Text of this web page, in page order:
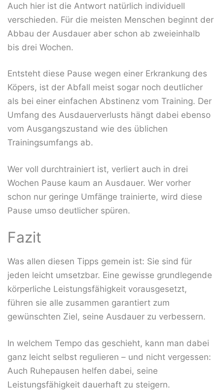
Auch hier ist die Antwort natürlich individuell
verschieden. Für die meisten Menschen beginnt der
Abbau der Ausdauer aber schon ab zweieinhalb
bis drei Wochen.
Entsteht diese Pause wegen einer Erkrankung des
Köpers, ist der Abfall meist sogar noch deutlicher
als bei einer einfachen Abstinenz vom Training. Der
Umfang des Ausdauerverlusts hängt dabei ebenso
vom Ausgangszustand wie des üblichen
Trainingsumfangs ab.
Wer voll durchtrainiert ist, verliert auch in drei
Wochen Pause kaum an Ausdauer. Wer vorher
schon nur geringe Umfänge trainierte, wird diese
Pause umso deutlicher spüren.
Fazit
Was allen diesen Tipps gemein ist: Sie sind für
jeden leicht umsetzbar. Eine gewisse grundlegende
körperliche Leistungsfähigkeit vorausgesetzt,
führen sie alle zusammen garantiert zum
gewünschten Ziel, seine Ausdauer zu verbessern.
In welchem Tempo das geschieht, kann man dabei
ganz leicht selbst regulieren – und nicht vergessen:
Auch Ruhepausen helfen dabei, seine
Leistungsfähigkeit dauerhaft zu steigern.